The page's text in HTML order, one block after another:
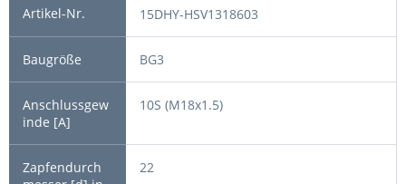
15DHY-HSV1318603
BG3
10S (M18x1.5)
22